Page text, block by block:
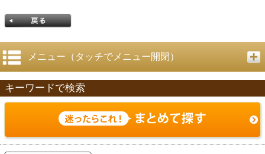
戻る
メニュー（タッチでメニュー開閉）
キーワードで検索